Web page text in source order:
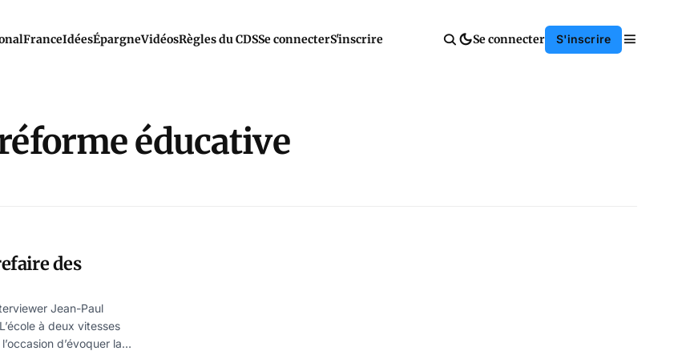
FranceIdéesÉpargneVidéosRègles du CDSSe connecterS'inscrire Se connecter S'inscrire
éducative
des
Jean-Paul
à deux vitesses
d’évoquer la